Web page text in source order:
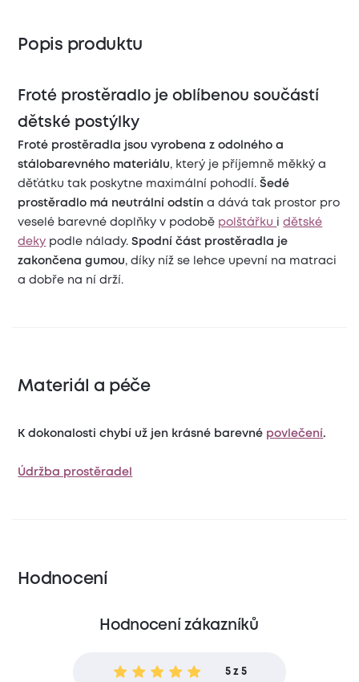
Popis produktu
Froté prostěradlo je oblíbenou součástí
dětské postýlky
Froté prostěradla jsou vyrobena z odolného a
stálobarevného materiálu, který je příjemně měkký a
děťátku tak poskytne maximální pohodlí.Šedé
prostěradlo má neutrální odstína dává tak prostor pro
veselé barevné doplňky v podobě polštářku idětské
deky podle nálady. Spodní část prostěradla je
zakončena gumou, díky níž se lehce upevní na matraci
a dobře na ní drží.
Materiál a péče
K dokonalosti chybí už jen krásné barevné povlečení .
Údržba prostěradel
Hodnocení
Hodnocení zákazníků
5 z 5